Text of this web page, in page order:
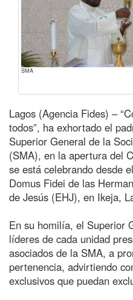
SMA
Lagos (Agencia Fides) –
todos”, ha exhortado el
Superior General de la
(SMA), en la apertura del
se está celebrando desde
Domus Fidei de las
de Jesús (EHJ), en Ikeja,
En su homilía, el Superior
líderes de cada unidad
asociados de la SMA, a
pertenencia, advirtiendo
exclusivos que puedan